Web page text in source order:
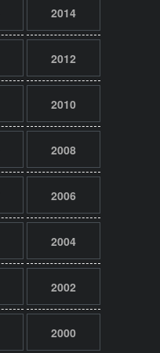
2014
2012
2010
2008
2006
2004
2002
2000